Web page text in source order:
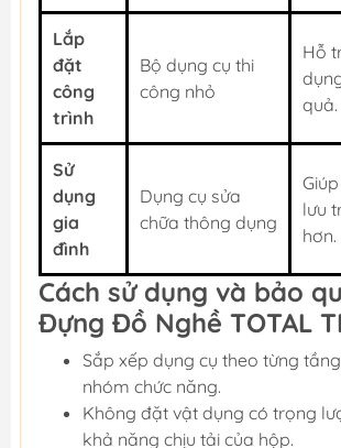
Lắp
đặt
công
trình
Bộ dụng cụ thi
công nhỏ
Hỗ
quả.
Sử
dụng
gia
đình
Dụng cụ sửa
chữa thông dụng
lưu
hơn.
Cách sử dụng và bảo
Đựng Đồ Nghề TOTAL
Sắp xếp dụng cụ theo từng
nhóm chức năng.
Không đặt vật dụng có trọng
khả năng chịu tải của hộp.